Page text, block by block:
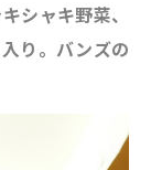
シャキ野菜、
り。バンズの